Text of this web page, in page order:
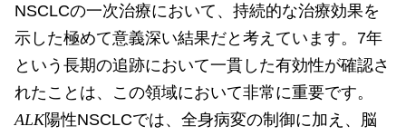
NSCLCの一次治療において、持続的な治療効果を
示した極めて意義深い結果だと考えています。7年
という長期の追跡において一貫した有効性が確認さ
れたことは、この領域において非常に重要です。
ALK陽性NSCLCでは、全身病変の制御に加え、脳